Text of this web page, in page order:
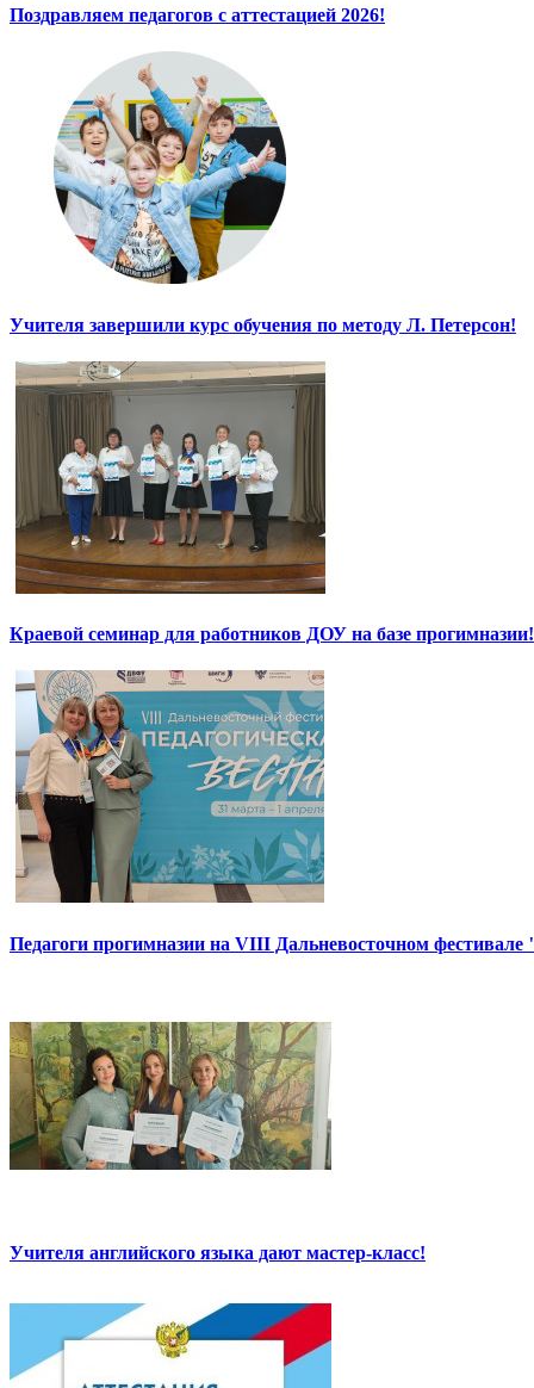
Поздравляем педагогов с аттестацией 2026!
Учителя завершили курс обучения по методу Л. Петерсон!
Краевой семинар для работников ДОУ на базе прогимназии!
Педагоги прогимназии на VIII Дальневосточном фестивале
Учителя английского языка дают мастер-класс!